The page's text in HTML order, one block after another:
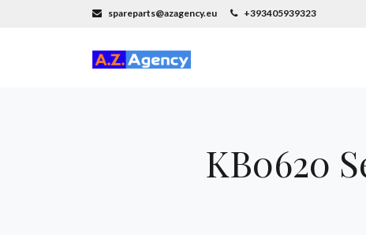
spareparts@azagency.eu +393405939323
KB0620